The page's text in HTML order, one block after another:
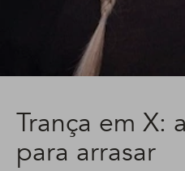
Trança em X:
para arrasar